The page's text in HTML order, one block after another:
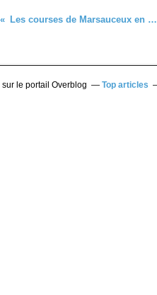
Les courses de Marsauceux en image
sur le portail Overblog Top articles